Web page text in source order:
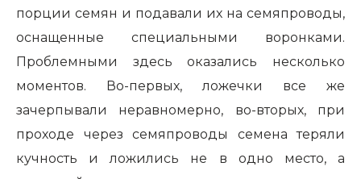
порции семян и подавали их на семяпроводы,
оснащенные специальными воронками.
Проблемными здесь оказались несколько
моментов. Во-первых, ложечки все же
зачерпывали неравномерно, во-вторых, при
проходе через семяпроводы семена теряли
кучность и ложились не в одно место, а